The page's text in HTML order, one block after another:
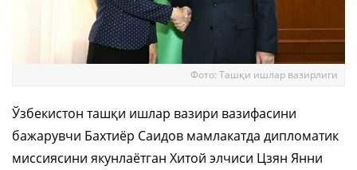
Фото: Ташқи ишлар вазирлиги
Ўзбекистон ташқи ишлар вазири вазифасини
бажарувчи Бахтиёр Саидов мамлакатда дипломатик
миссиясини якунлаётган Хитой элчиси Цзян Янни